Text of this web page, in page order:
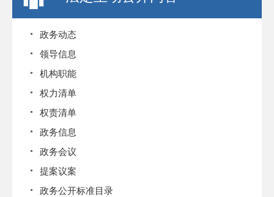
政务动态
领导信息
机构职能
权力清单
权责清单
政务信息
政务会议
提案议案
政务公开标准目录